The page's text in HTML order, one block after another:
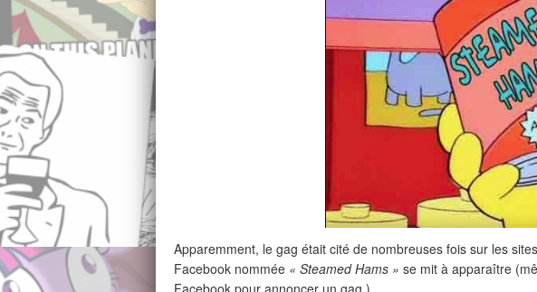
Apparemment, le gag était cité de nombreuses fois sur les
Facebook nommée « Steamed Hams » se mit à apparaître